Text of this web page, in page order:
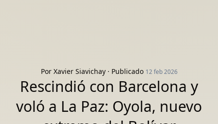
Por Xavier Siavichay· Publicado 12 feb 2026
Rescindió con Barcelona y
voló a La Paz: Oyola, nuevo